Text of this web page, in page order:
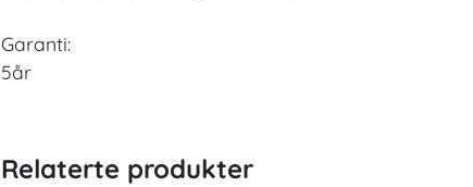
Garanti:
5år
Relaterte produkter